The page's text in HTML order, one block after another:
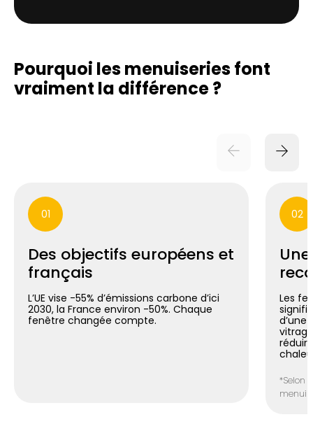
Pourquoi les menuiseries font
vraiment la différence ?
01
Des objectifs européens et
français
L’UE vise -55% d’émissions carbone d’ici
2030, la France environ -50%. Chaque
fenêtre changée compte.
02
Les
d’une
*Selon